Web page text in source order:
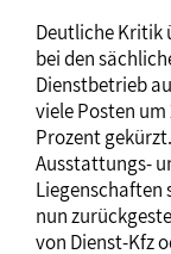
Deutliche Kritik
bei den
Dienstbetrieb
viele Posten um
Prozent
Ausstattungs-
Liegenschaften
nun
von Dienst-Kfz